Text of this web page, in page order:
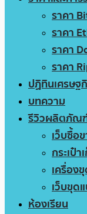
ราคา
ราคา
ราคา
ราคา
ปฏิทินเศรษฐ
บทความ
รีวิวผลิตภัณ
เว็บซื้อ
กระเป๋
เครื่อง
เว็บขุด
ห้องเรียน